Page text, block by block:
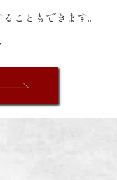
こともできます。